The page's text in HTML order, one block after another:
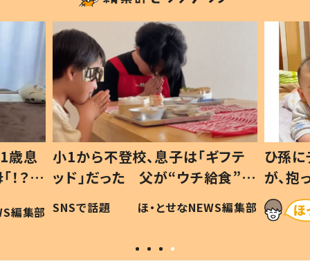
フテ
食”を
編集部
ひ孫にデレデレな80歳じいじ
が、抱っこすると…ひ孫の反応に
「涙が出ました」「可愛くて仕方な
い」
ほ・とせなNEWS編集部